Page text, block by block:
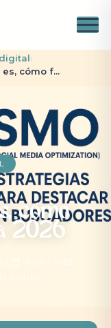
›
cómo f...
cómo
2026
lectura